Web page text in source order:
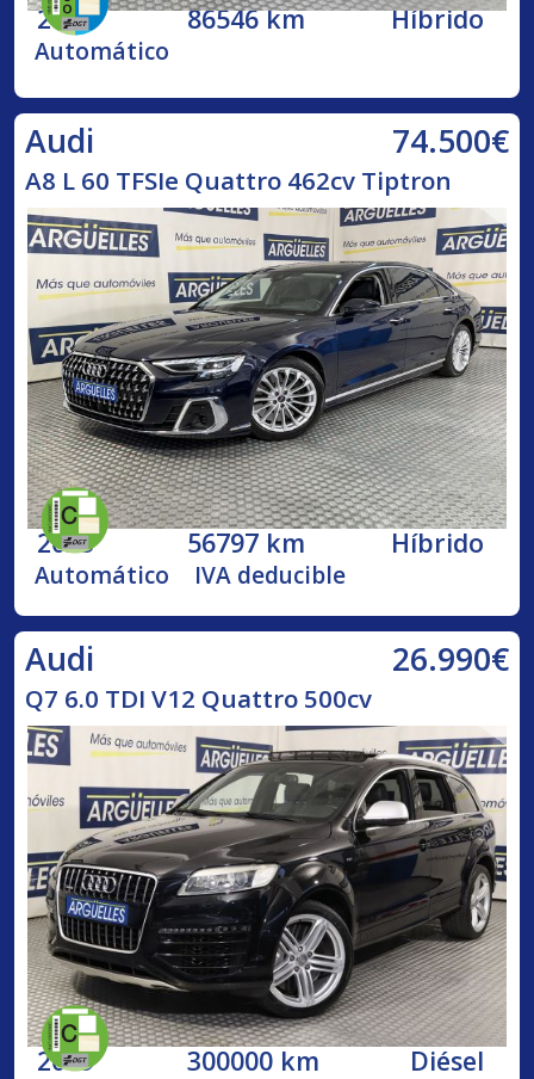
2020 86546 km Híbrido
Automático
Audi 74.500€
A8 L 60 TFSIe Quattro 462cv Tiptron
2023 56797 km Híbrido
Automático IVA deducible
Audi 26.990€
Q7 6.0 TDI V12 Quattro 500cv
2009 300000 km Diésel